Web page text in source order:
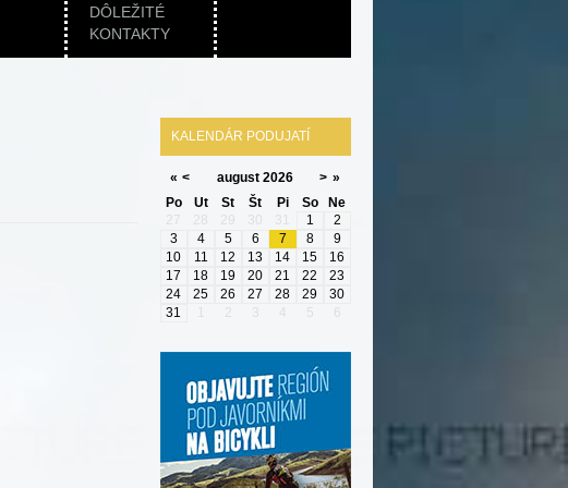
DÔLEŽITÉ
KONTAKTY
KALENDÁR PODUJATÍ
« < august 2026 > »
Po
Ut St Št Pi So
Ne
27
28 29 30 31 1
2
3
4 5 6 7 8
9
10
11 12 13 14 15
16
17
18 19 20 21 22
23
24
25 26 27 28 29
30
31
2 3 5 6